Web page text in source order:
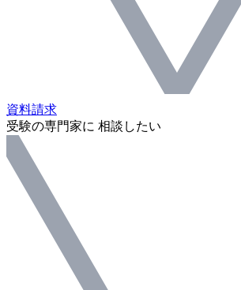
資料請求
受験の専門家に 相談したい